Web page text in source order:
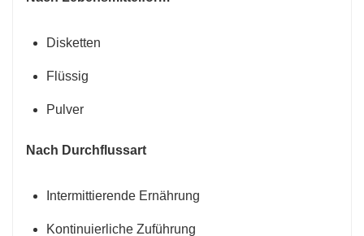
Disketten
Flüssig
Pulver
Nach Durchflussart
Intermittierende Ernährung
Kontinuierliche Zuführung